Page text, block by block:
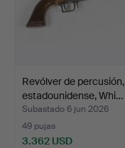
Revólver de percusión,
estadounidense, Whi…
Subastado 6 jun 2026
49 pujas
3.362 USD